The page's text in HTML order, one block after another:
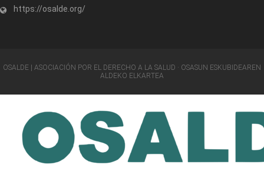
https://osalde.org/
OSALDE | ASOCIACIÓN POR EL DERECHO A LA SALUD · OSASUN ESKUBIDEAREN
ALDEKO ELKARTEA